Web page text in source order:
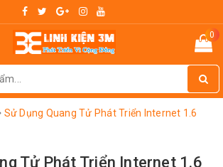
0
Sử Dụng Quang Tử Phát Triển Internet 1.6
Tử Phát Triển Internet 1.6